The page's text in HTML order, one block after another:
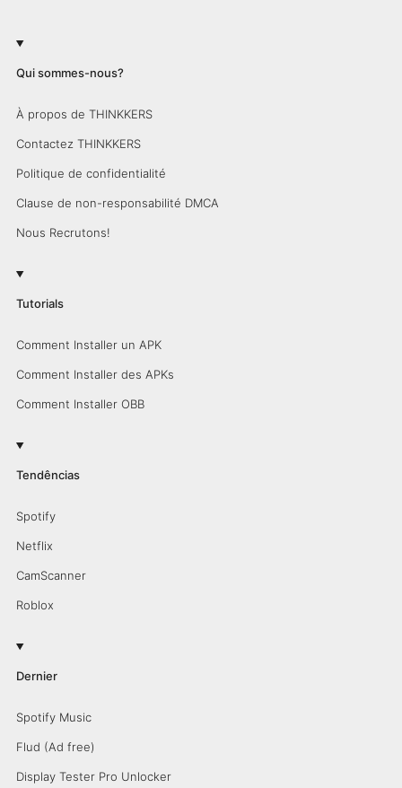
Qui sommes-nous?
À propos de THINKKERS
Contactez THINKKERS
Politique de confidentialité
Clause de non-responsabilité DMCA
Nous Recrutons!
Tutorials
Comment Installer un APK
Comment Installer des APKs
Comment Installer OBB
Tendências
Spotify
Netflix
CamScanner
Roblox
Dernier
Spotify Music
Flud (Ad free)
Display Tester Pro Unlocker